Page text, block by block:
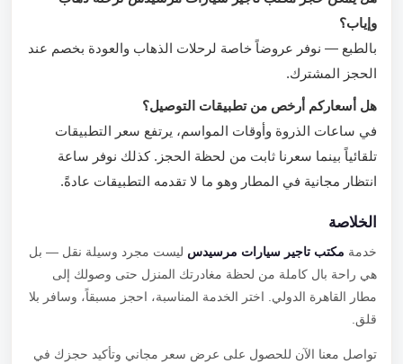
وإياب؟
بالطبع — نوفر عروضاً خاصة لرحلات الذهاب والعودة بخصم عند
الحجز المشترك.
هل أسعاركم أرخص من تطبيقات التوصيل؟
في ساعات الذروة وأوقات المواسم، يرتفع سعر التطبيقات
تلقائياً بينما سعرنا ثابت من لحظة الحجز. كذلك نوفر ساعة
انتظار مجانية في المطار وهو ما لا تقدمه التطبيقات عادةً.
الخلاصة
خدمةمكتب تاجير سيارات مرسيدسليست مجرد وسيلة نقل — بل
هي راحة بال كاملة من لحظة مغادرتك المنزل حتى وصولك إلى
مطار القاهرة الدولي. اختر الخدمة المناسبة، احجز مسبقاً، وسافر بلا
قلق.
تواصل معنا الآن للحصول على عرض سعر مجاني وتأكيد حجزك في